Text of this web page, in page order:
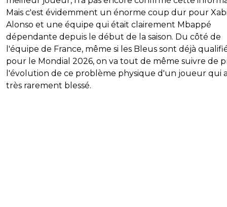
Mais c'est évidemment un énorme coup dur pour
Alonso et une équipe qui était clairement Mbappé
dépendante depuis le début de la saison. Du côté de
l'équipe de France, même si les Bleus sont déjà
pour le Mondial 2026, on va tout de même suivre de
l'évolution de ce problème physique d'un joueur qui
très rarement blessé.